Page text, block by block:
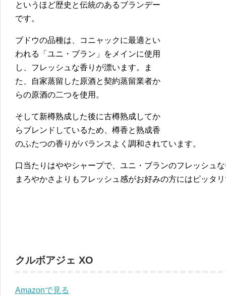
というほど歴史と伝統のあるブランデー
です。
ブドウの品種は、コニャックに最適とい
われる「ユニ・ブラン」をメインに使用
し、フレッシュな香りが漂います。ま
た、自家蒸留した原酒と契約蒸留業者か
らの原酒の二つを使用。
そして新樽熟成した後に古樽熟成してか
らブレンドしているため、樽香と熟成香
のふたつの香りがバランスよく調和されています。
口当たりはややシャープで、ユニ・ブランのフレッシュ
まろやかさよりもフレッシュ感がお好みの方にはピッタ
クルボアジェ XO
Amazonで見る